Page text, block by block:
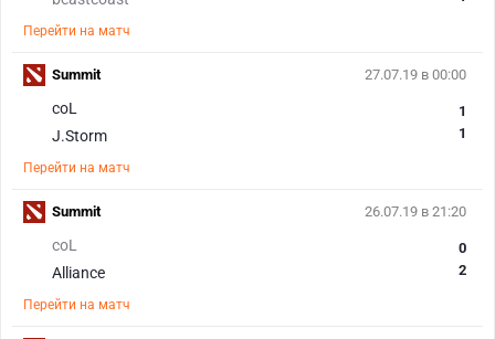
Перейти на матч
27.07.19 в 00:00
coL
J.Storm
1
1
Перейти на матч
Summit
26.07.19 в 21:20
coL
Alliance
0
2
Перейти на матч
Summit